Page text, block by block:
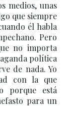
medios, unas
que siempre
él habla
Pero
no importa
política
de nada. Yo
con la que
porque está
para un